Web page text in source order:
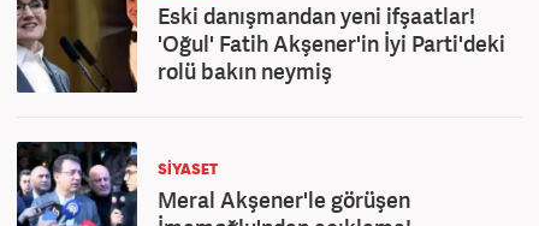
Eski danışmandan yeni ifşaatlar!
'Oğul' Fatih Akşener'in İyi Parti'deki
rolü bakın neymiş
SİYASET
Meral Akşener'le görüşen